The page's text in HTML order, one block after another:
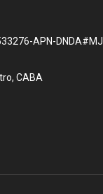
APN-DNDA#MJ
CABA